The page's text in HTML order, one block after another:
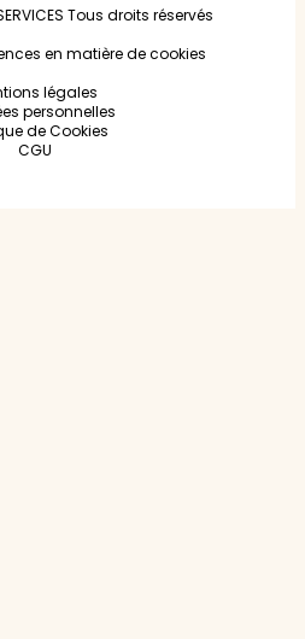
Tous droits réservés
en matière de cookies
légales
personnelles
de Cookies
CGU